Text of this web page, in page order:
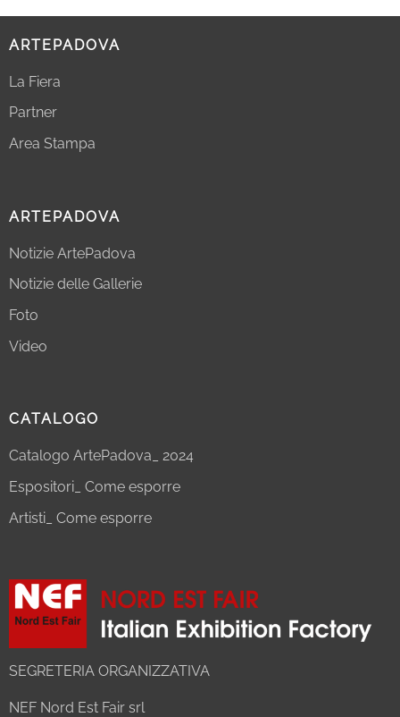
ARTEPADOVA
La Fiera
Partner
Area Stampa
ARTEPADOVA
Notizie ArtePadova
Notizie delle Gallerie
Foto
Video
CATALOGO
Catalogo ArtePadova_ 2024
Espositori_ Come esporre
Artisti_ Come esporre
SEGRETERIA ORGANIZZATIVA
NEF Nord Est Fair srl